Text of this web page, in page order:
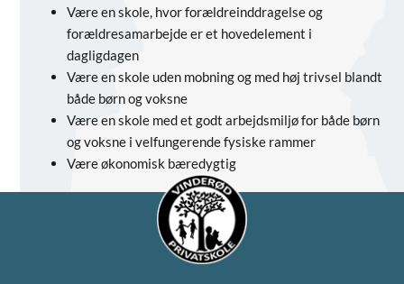
Være en skole, hvor forældreinddragelse og
forældresamarbejde er et hovedelement i
dagligdagen
Være en skole uden mobning og med høj trivsel blandt
både børn og voksne
Være en skole med et godt arbejdsmiljø for både børn
og voksne i velfungerende fysiske rammer
Være økonomisk bæredygtig